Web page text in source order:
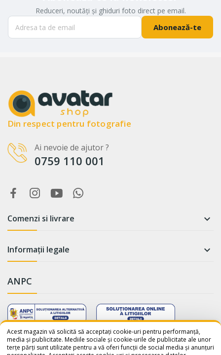
WhatsApp
Salut! Cum te putem ajuta? Scrie-
Reduceri, noutăți și ghiduri foto direct pe email.
Abonează-te
Din respect pentru fotografie
Ai nevoie de ajutor ?
0759 110 001
Comenzi si livrare 
Informații legale 
ANPC
Acest magazin vă solicită să acceptați cookie-uri pentru performanță,
media și publicitate. Mediile sociale și cookie-urile de publicitate ale unor
terțe părți sunt utilizate pentru a vă oferi funcții de social media și anunțuri